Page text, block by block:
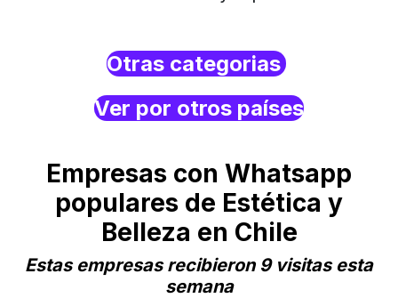
Otras categorias
Ver por otros países
Empresas con Whatsapp
populares de Estética y
Belleza en Chile
Estas empresas recibieron 9 visitas esta
semana